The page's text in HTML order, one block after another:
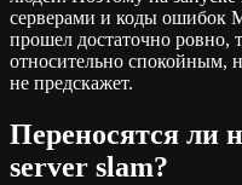
серверами и коды ошибок
прошел достаточно ровно,
относительно спокойным,
не предскажет.
Переносятся ли
server slam?